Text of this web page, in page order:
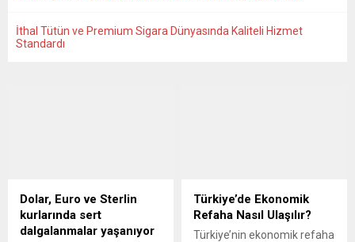
İthal Tütün ve Premium Sigara Dünyasında Kaliteli Hizmet
Standardı
Dolar, Euro ve Sterlin
kurlarında sert
dalgalanmalar yaşanıyor
Türkiye’de Ekonomik
Refaha Nasıl Ulaşılır?
Türkiye’nin ekonomik refaha